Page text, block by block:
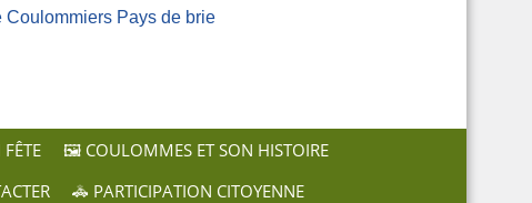
Coulommiers Pays de brie
🖼️ COULOMMES ET SON HISTOIRE
🚓 PARTICIPATION CITOYENNE